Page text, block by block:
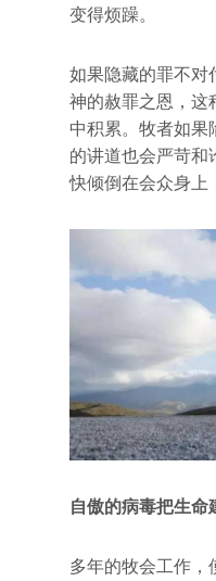
变得烦躁。
如果隐藏的罪不对
神的赦罪之恩，这
中积累。牧者如果
的讲道也会严苛和
快倾倒在会众身上
自傲的病毒把生命
多年的牧会工作，